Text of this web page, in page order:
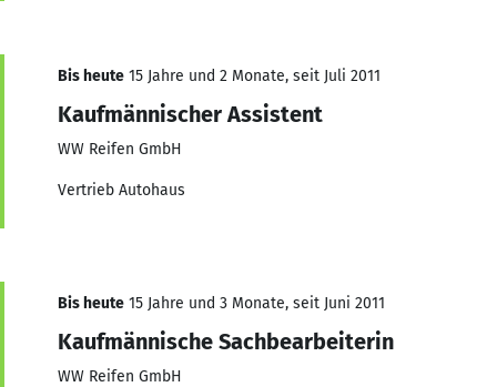
Bis heute 15 Jahre und 2 Monate, seit Juli 2011
Kaufmännischer Assistent
WW Reifen GmbH
Vertrieb Autohaus
Bis heute 15 Jahre und 3 Monate, seit Juni 2011
Kaufmännische Sachbearbeiterin
WW Reifen GmbH